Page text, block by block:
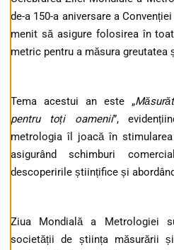
de-a 150-a aniversare a
menit să asigure folosirea în
metric pentru a măsura greutatea
Tema acestui an este „
pentru toți oamenii”,
metrologia îl joacă în
asigurând schimburi
descoperirile științifice și
Ziua Mondială a Metrologiei
societății de știința măsurării